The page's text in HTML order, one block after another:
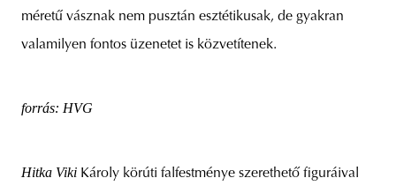
méretű vásznak nem pusztán esztétikusak, de gyakran
valamilyen fontos üzenetet is közvetítenek.
forrás: HVG
Hitka Viki Károly körúti falfestménye szerethető figuráival